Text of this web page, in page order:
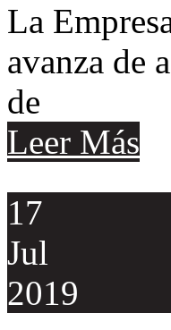
La
avanza de
de
Leer Más
17
Jul
2019